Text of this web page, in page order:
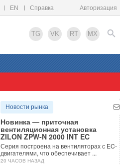
EN Справка Авторизация
TG VK RT MX
EN
Новости рынка
Новинка — приточная
вентиляционная установка
ZILON ZPW-N 2000 INT EC
Серия построена на вентиляторах с EC-
двигателями, что обеспечивает ...
20 ЧАСОВ НАЗАД